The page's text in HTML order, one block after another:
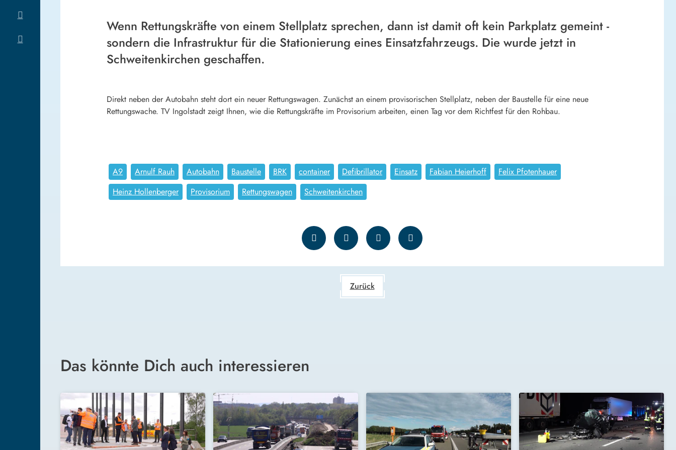
Wenn Rettungskräfte von einem Stellplatz sprechen, dann ist damit oft kein Parkplatz gemeint -
sondern die Infrastruktur für die Stationierung eines Einsatzfahrzeugs. Die wurde jetzt in
Schweitenkirchen geschaffen.
Direkt neben der Autobahn steht dort ein neuer Rettungswagen. Zunächst an einem provisorischen Stellplatz, neben der Baustelle für eine neue
Rettungswache. TV Ingolstadt zeigt Ihnen, wie die Rettungskräfte im Provisorium arbeiten, einen Tag vor dem Richtfest für den Rohbau.
A9 Arnulf Rauh Autobahn Baustelle BRK container Defibrillator Einsatz Fabian Heierhoff
Felix Pfotenhauer
Heinz Hollenberger
Provisorium Rettungswagen Schweitenkirchen
Zurück
Das könnte Dich auch interessieren